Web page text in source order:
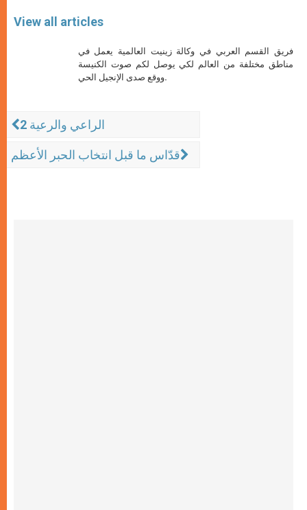
View all articles
فريق القسم العربي في وكالة زينيت العالمية يعمل في
مناطق مختلفة من العالم لكي يوصل لكم صوت الكنيسة
ووقع صدى الإنجيل الحي.
الراعي والرعية 2
قدّاس ما قبل انتخاب الحبر الأعظم